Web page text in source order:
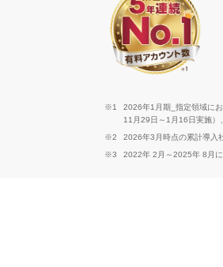
※1
2026年1月期_指定領域に
11月29日～1月16日実施
※2
2026年3月時点の累計導入
※3
2022年 2月～2025年 8月